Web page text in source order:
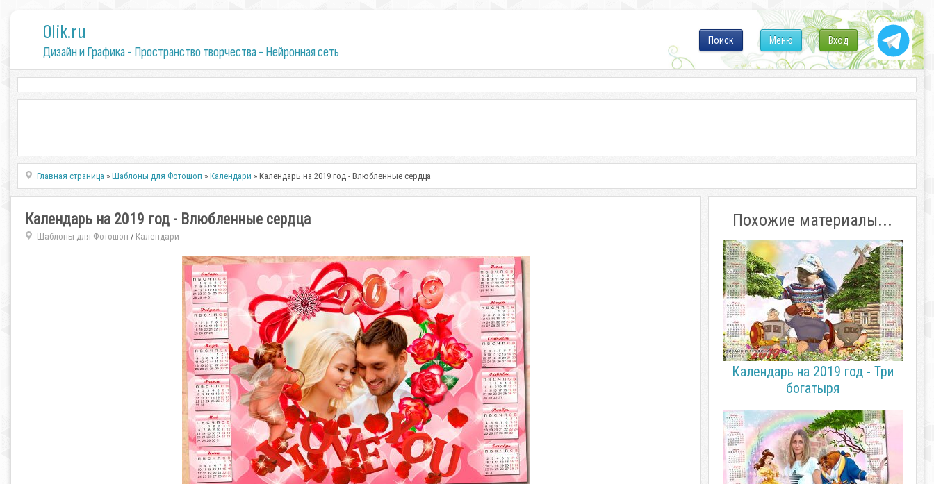
0lik.ru
Дизайн и Графика - Пространство творчества - Нейронная сеть
Вход
Меню
Поиск
Главная страница »Шаблоны для Фотошоп »Календари » Календарь на 2019 год - Влюбленные сердца
Календарь на 2019 год - Влюбленные сердца
Шаблоны для Фотошоп / Календари
Похожие материалы...
Календарь на 2019 год - Три
богатыря